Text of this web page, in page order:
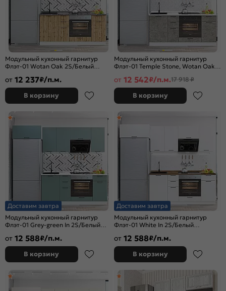
Модульный кухонный гарнитур
Флэт-01 Wotan Oak 2S/Белый
от 12 237₽/п.м.
В корзину
Модульный кухонный гарнитур
Флэт-01 Temple Stone, Wotan Oak/
от 12 542₽/п.м.17 918 ₽
В корзину
Доставим завтра
Модульный кухонный гарнитур
Флэт-01 Grey-green In 2S/Белый
от 12 588₽/п.м.
В корзину
Доставим завтра
Модульный кухонный гарнитур
Флэт-01 White In 2S/Белый
от 12 588₽/п.м.
В корзину